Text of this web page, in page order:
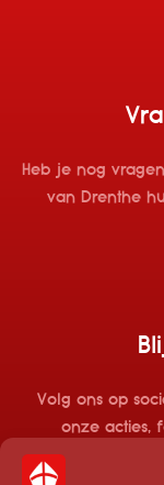
Heb je nog
van Drenthe
Volg ons op
onze acties,